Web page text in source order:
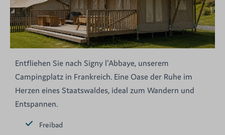
Entfliehen Sie nach Signy l'Abbaye, unserem
Campingplatz in Frankreich. Eine Oase der Ruhe im
Herzen eines Staatswaldes, ideal zum Wandern und
Entspannen.
Freibad